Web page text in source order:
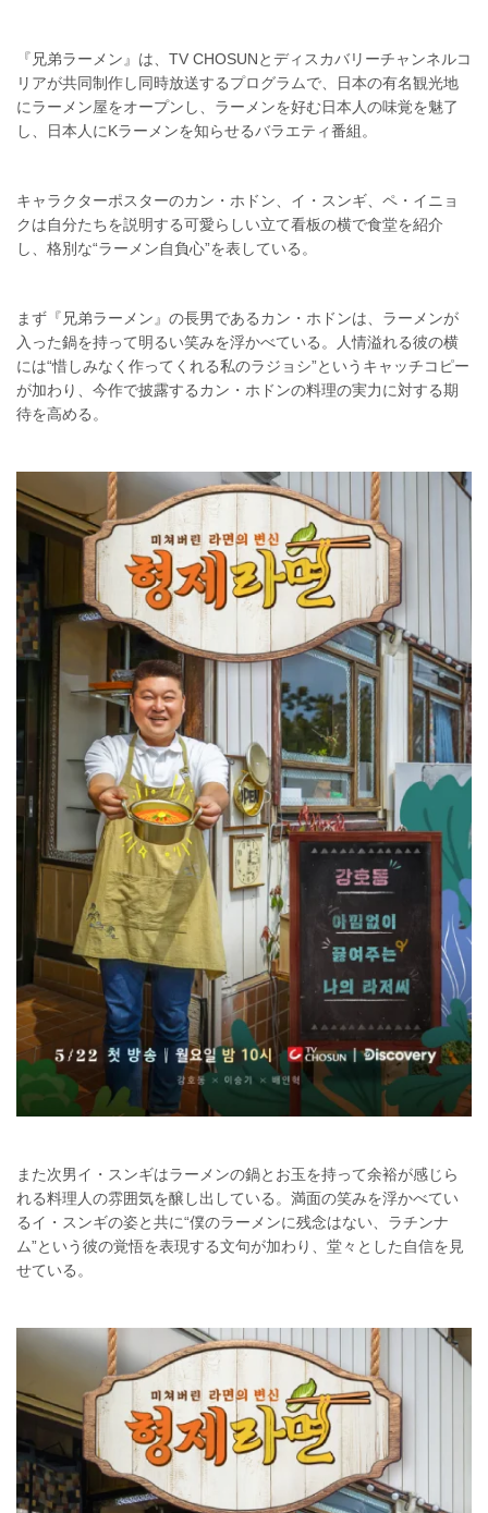
『兄弟ラーメン』は、TV CHOSUNとディスカバリーチャンネルコ
リアが共同制作し同時放送するプログラムで、日本の有名観光地
にラーメン屋をオープンし、ラーメンを好む日本人の味覚を魅了
し、日本人にKラーメンを知らせるバラエティ番組。
キャラクターポスターのカン・ホドン、イ・スンギ、ペ・イニョ
クは自分たちを説明する可愛らしい立て看板の横で食堂を紹介
し、格別な“ラーメン自負心”を表している。
まず『兄弟ラーメン』の長男であるカン・ホドンは、ラーメンが
入った鍋を持って明るい笑みを浮かべている。人情溢れる彼の横
には“惜しみなく作ってくれる私のラジョシ”というキャッチコピー
が加わり、今作で披露するカン・ホドンの料理の実力に対する期
待を高める。
また次男イ・スンギはラーメンの鍋とお玉を持って余裕が感じら
れる料理人の雰囲気を醸し出している。満面の笑みを浮かべてい
るイ・スンギの姿と共に“僕のラーメンに残念はない、ラチンナ
ム”という彼の覚悟を表現する文句が加わり、堂々とした自信を見
せている。